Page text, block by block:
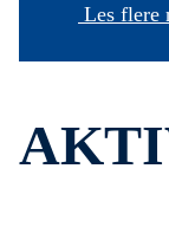
Les flere